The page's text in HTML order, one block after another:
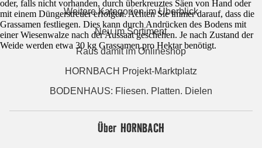
oder, falls nicht vorhanden, durch überkreuztes Säen von Hand oder
mit einem Düngerstreuer erfolgen. Achten Sie immer darauf, dass die
Grassamen festliegen. Dies kann durch Andrücken des Bodens mit
einer Wiesenwalze nach der Aussaat geschehen. Je nach Zustand der
Weide werden etwa 30 kg Grassamen pro Hektar benötigt.
Weitere Kategorien im Überblick
Neu im Sortiment
Raus damit im Onlineshop
HORNBACH Projekt-Marktplatz
BODENHAUS: Fliesen. Platten. Dielen
Über HORNBACH